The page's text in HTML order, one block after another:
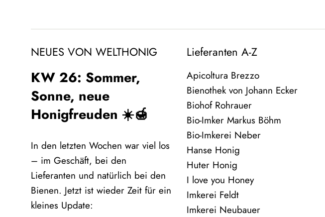
NEUES VON WELTHONIG
KW 26: Sommer,
Sonne, neue
Honigfreuden ☀️🍯
In den letzten Wochen war viel los
– im Geschäft, bei den
Lieferanten und natürlich bei den
Bienen. Jetzt ist wieder Zeit für ein
kleines Update:
Lieferanten A-Z
Apicoltura Brezzo
Bienothek von Johann Ecker
Biohof Rohrauer
Bio-Imker Markus Böhm
Bio-Imkerei Neber
Hanse Honig
Huter Honig
I love you Honey
Imkerei Feldt
Imkerei Neubauer